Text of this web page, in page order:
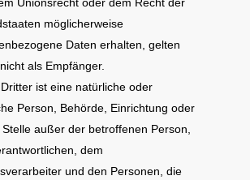
möglicherweise
Daten erhalten, gelten
als Empfänger.
ist eine natürliche oder
Person, Behörde, Einrichtung oder
außer der betroffenen Person,
dem
und den Personen, die